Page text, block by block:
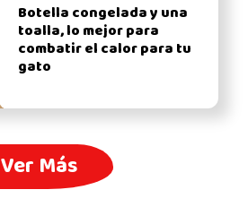
Botella congelada y una
toalla, lo mejor para
combatir el calor para tu
gato
Ver Más